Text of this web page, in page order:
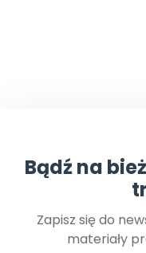
Bądź na
Zapisz się do
materiały